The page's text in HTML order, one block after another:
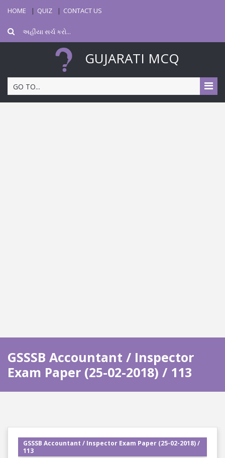
HOME QUIZ CONTACT US
GUJARATI MCQ
GO TO...
GSSSB Accountant / Inspector
Exam Paper (25-02-2018) / 113
GSSSB Accountant / Inspector Exam Paper (25-02-2018) /
113